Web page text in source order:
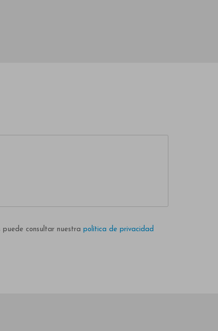
consultar nuestra política de privacidad